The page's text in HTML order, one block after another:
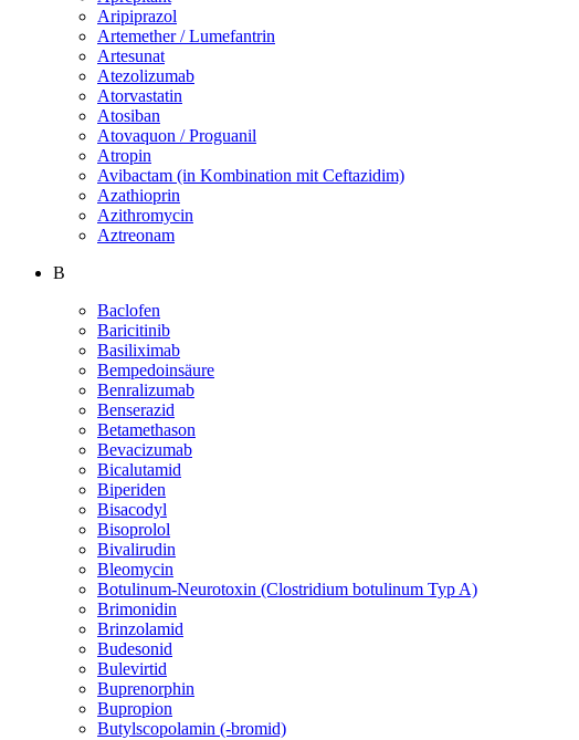
Aripiprazol
Artemether / Lumefantrin
Artesunat
Atezolizumab
Atorvastatin
Atosiban
Atovaquon / Proguanil
Atropin
Avibactam (in Kombination mit Ceftazidim)
Azathioprin
Azithromycin
Aztreonam
B
Baclofen
Baricitinib
Basiliximab
Bempedoinsäure
Benralizumab
Benserazid
Betamethason
Bevacizumab
Bicalutamid
Biperiden
Bisacodyl
Bisoprolol
Bivalirudin
Bleomycin
Botulinum-Neurotoxin (Clostridium botulinum Typ A)
Brimonidin
Brinzolamid
Budesonid
Bulevirtid
Buprenorphin
Bupropion
Butylscopolamin (-bromid)